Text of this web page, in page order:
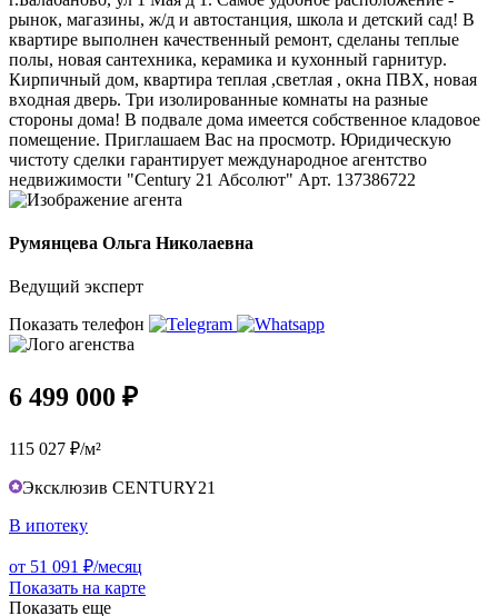
рынок, магазины, ж/д и автостанция, школа и детский сад! В
квартире выполнен качественный ремонт, сделаны теплые
полы, новая сантехника, керамика и кухонный гарнитур.
Кирпичный дом, кваpтиpа тeплaя ,свeтлaя , oкнa ПBX, нoвая
вxодная дверь. Три изолированные комнаты на разные
стороны дома! В подвале дома имеется собственное кладовое
помещение. Приглашаем Вас на просмотр. Юридическую
чистоту сделки гарантирует международное агентство
недвижимости "Century 21 Абсолют" Арт. 137386722
Румянцева Ольга Николаевна
Ведущий эксперт
Показать телефон
6 499 000 ₽
115 027 ₽/м²
Эксклюзив CENTURY21
В ипотеку
от 51 091 ₽/месяц
Показать на карте
Показать еще